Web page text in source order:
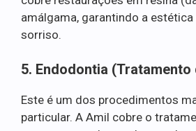
amálgama, garantindo a
sorriso.
5. Endodontia (Tratamento
Este é um dos procedimentos
particular. A Amil cobre o